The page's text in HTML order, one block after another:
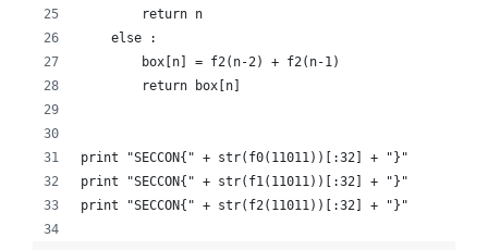
        return n
    else :
        box[n] = f2(n-2) + f2(n-1)
        return box[n]
print "SECCON{" + str(f0(11011))[:32] + "}"
print "SECCON{" + str(f1(11011))[:32] + "}"
print "SECCON{" + str(f2(11011))[:32] + "}"